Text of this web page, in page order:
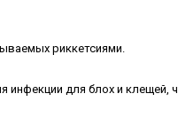
риккетсиями.
инфекции для блох и клещей,